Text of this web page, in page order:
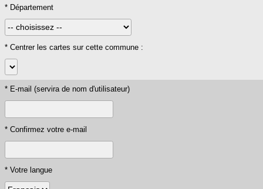
* Département
* Centrer les cartes sur cette commune :
* E-mail (servira de nom d'utilisateur)
* Confirmez votre e-mail
* Votre langue